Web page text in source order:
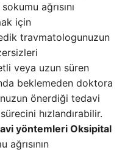
ağrısını
için
travmatologunuzun
veya uzun süren
beklemeden doktora
önerdiği tedavi
hızlandırabilir.
yöntemleri Oksipital
ağrısının